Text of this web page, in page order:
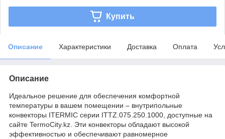
Купить
Описание Характеристики Доставка Оплата
Описание
Идеальное решение для обеспечения комфортной
температуры в вашем помещении – внутрипольные
конвекторы ITERMIC серии ITTZ.075.250.1000, доступные на
сайте TermoCity.kz. Эти конвекторы обладают высокой
эффективностью и обеспечивают равномерное